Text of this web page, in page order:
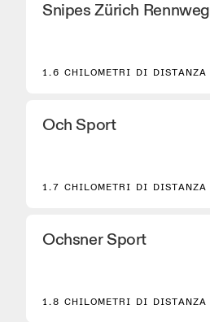
Snipes Zürich Rennweg
1.6 CHILOMETRI DI DISTANZA
Och Sport
1.7 CHILOMETRI DI DISTANZA
Ochsner Sport
1.8 CHILOMETRI DI DISTANZA